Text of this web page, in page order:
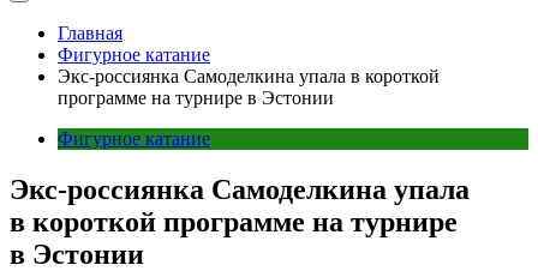
Главная
Фигурное катание
Экс-россиянка Самоделкина упала в короткой
программе на турнире в Эстонии
Фигурное катание
Экс-россиянка Самоделкина упала
в короткой программе на турнире
в Эстонии